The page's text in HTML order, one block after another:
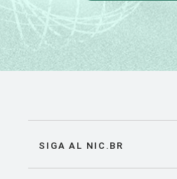
SIGA AL NIC.BR